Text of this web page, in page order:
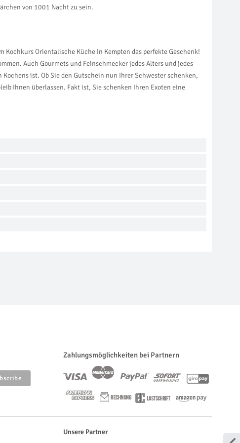
von 1001 Nacht zu sein.
Orientalische Küche in Kempten das perfekte Geschenk!
Auch Gourmets und Feinschmecker jedes Alters und jedes
ist. Ob Sie den Gutschein nun Ihrer Schwester schenken,
Ihnen überlassen. Fakt ist, Sie schenken Ihren Exoten eine
Zahlungsmöglichkeiten bei Partnern
Unsere Partner